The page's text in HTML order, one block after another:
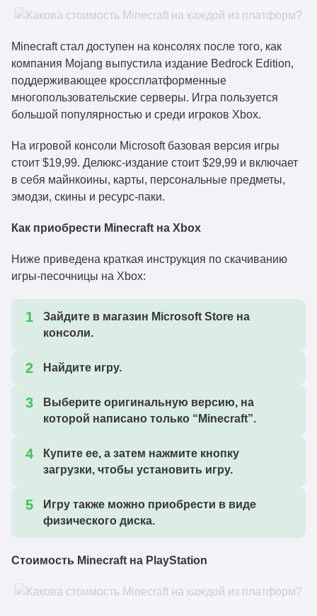
Minecraft стал доступен на консолях после того, как
компания Mojang выпустила издание Bedrock Edition,
поддерживающее кроссплатформенные
многопользовательские серверы. Игра пользуется
большой популярностью и среди игроков Xbox.
На игровой консоли Microsoft базовая версия игры
стоит $19,99. Делюкс-издание стоит $29,99 и включает
в себя майнкоины, карты, персональные предметы,
эмодзи, скины и ресурс-паки.
Как приобрести Minecraft на Xbox
Ниже приведена краткая инструкция по скачиванию
игры-песочницы на Xbox:
Зайдите в магазин Microsoft Store на
консоли.
Найдите игру.
Выберите оригинальную версию, на
которой написано только “Minecraft”.
Купите ее, а затем нажмите кнопку
загрузки, чтобы установить игру.
Игру также можно приобрести в виде
физического диска.
Стоимость Minecraft на PlayStation